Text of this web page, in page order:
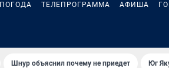
ПОГОДА ТЕЛЕПРОГРАММА АФИША
Шнур объяснил почему не приедет Юг